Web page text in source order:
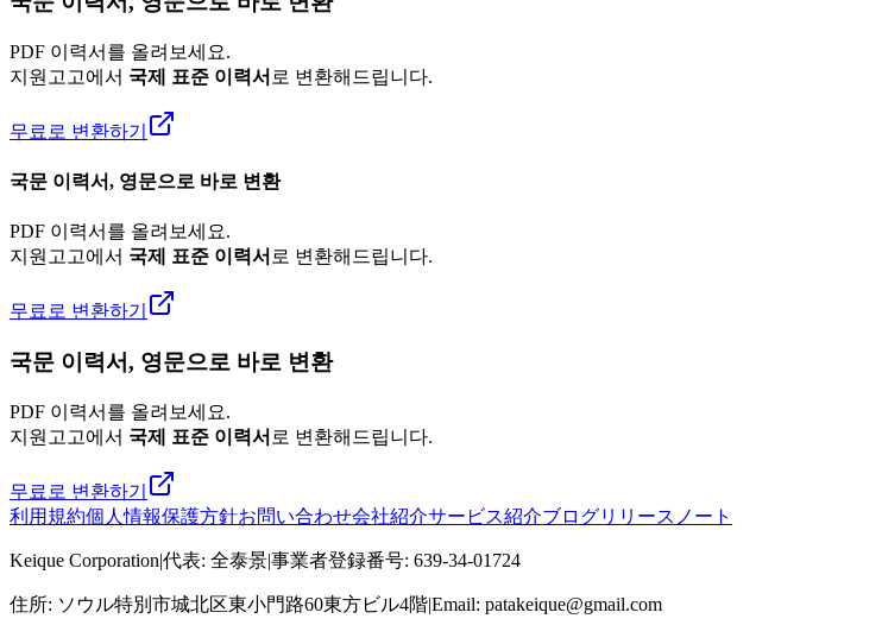
PDF 이력서를 올려보세요.
지원고고에서 국제 표준 이력서 로 변환해드립니다.
무료로 변환하기
국문 이력서, 영문으로 바로 변환
PDF 이력서를 올려보세요.
지원고고에서 국제 표준 이력서 로 변환해드립니다.
무료로 변환하기
국문 이력서, 영문으로 바로 변환
PDF 이력서를 올려보세요.
지원고고에서 국제 표준 이력서 로 변환해드립니다.
무료로 변환하기
利用規約個人情報保護方針お問い合わせ会社紹介サービス紹介ブログリリースノート
Keique Corporation|代表: 全泰景|事業者登録番号: 639-34-01724
住所: ソウル特別市城北区東小門路60東方ビル4階|Email: patakeique@gmail.com